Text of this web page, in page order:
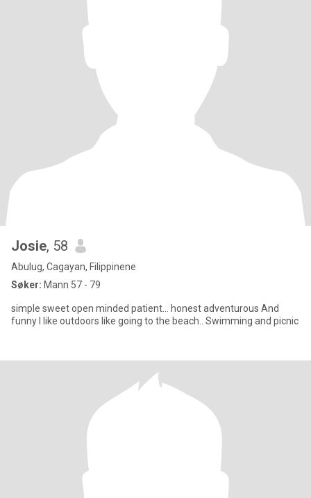
Josie, 58
Abulug, Cagayan, Filippinene
Søker: Mann 57 - 79
simple sweet open minded patient... honest adventurous And
funny I like outdoors like going to the beach.. Swimming and picnic